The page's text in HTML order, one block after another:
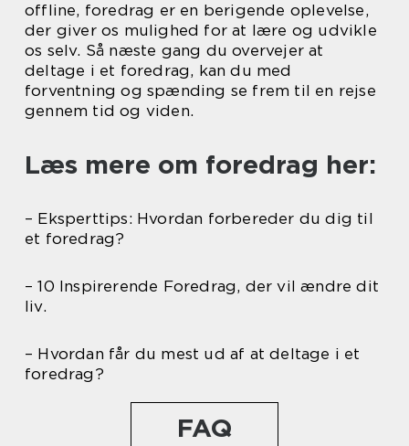
offline, foredrag er en berigende oplevelse,
der giver os mulighed for at lære og udvikle
os selv. Så næste gang du overvejer at
deltage i et foredrag, kan du med
forventning og spænding se frem til en rejse
gennem tid og viden.
Læs mere om foredrag her:
– Eksperttips: Hvordan forbereder du dig til
et foredrag?
– 10 Inspirerende Foredrag, der vil ændre dit
liv.
– Hvordan får du mest ud af at deltage i et
foredrag?
FAQ